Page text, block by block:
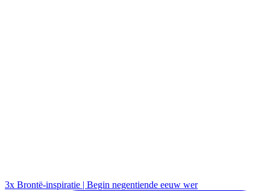
3x Brontë-inspiratie | Begin negentiende eeuw wer